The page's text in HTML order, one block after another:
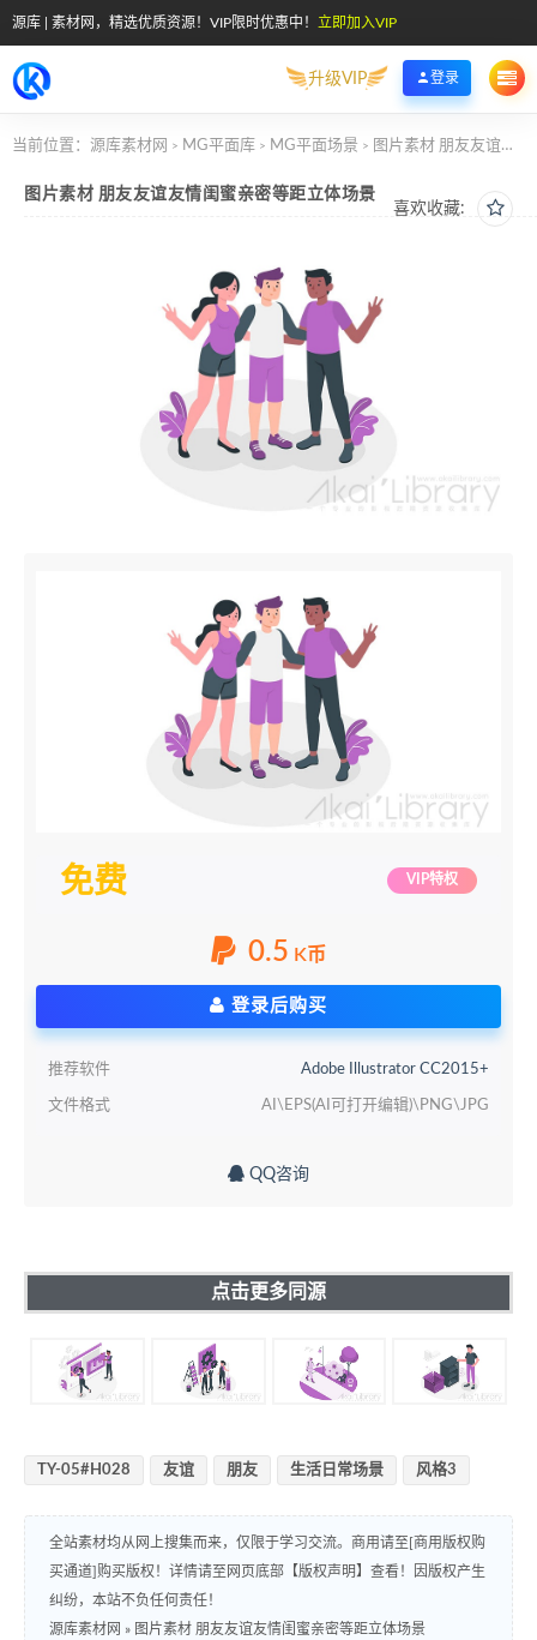
源库 | 素材网，精选优质资源！VIP限时优惠中！ 立即加入VIP
升级VIP 登录
当前位置： 源库素材网 > MG平面库 > MG平面场景 > 图片素材 朋友友谊友情闺蜜亲密等距立体场景
喜欢收藏:
图片素材 朋友友谊友情闺蜜亲密等距立体场景
免费 VIP特权
0.5 K币
登录后购买
推荐软件 Adobe Illustrator CC2015+
文件格式 AI\EPS(AI可打开编辑)\PNG\JPG
QQ咨询
点击更多同源
TY-05#H028 友谊 朋友 生活日常场景 风格3
全站素材均从网上搜集而来，仅限于学习交流。商用请至[商用版权购
买通道]购买版权！详情请至网页底部【版权声明】查看！因版权产生
纠纷，本站不负任何责任！
源库素材网 » 图片素材 朋友友谊友情闺蜜亲密等距立体场景